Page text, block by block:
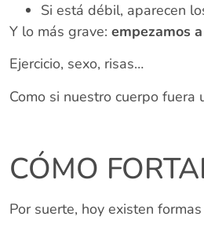
Si está débil, aparecen
Y lo más grave: empezamos
Ejercicio, sexo, risas…
Como si nuestro cuerpo
CÓMO
Por suerte, hoy existen